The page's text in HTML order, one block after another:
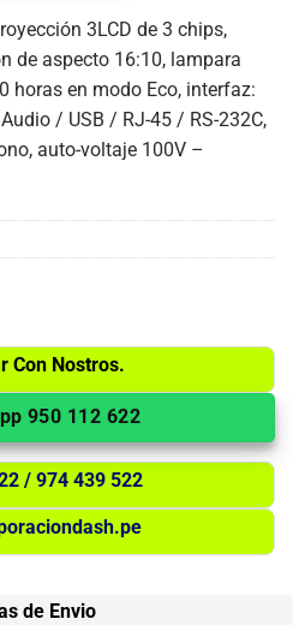
3LCD de 3 chips,
de aspecto 16:10, lampara
horas en modo Eco, interfaz:
/ USB / RJ-45 / RS-232C,
auto-voltaje 100V –
Con Nostros.
950 112 622
/ 974 439 522
de Envio